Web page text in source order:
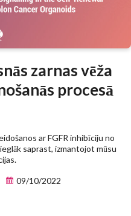
zarnas vēža
procesā
ar FGFR inhibīciju no
saprast, izmantojot mūsu
09/10/2022